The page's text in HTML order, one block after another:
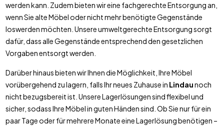
werden kann. Zudem bieten wir eine fachgerechte Entsorgung an,
wenn Sie alte Möbel oder nicht mehr benötigte Gegenstände
loswerden möchten. Unsere umweltgerechte Entsorgung sorgt
dafür, dass alle Gegenstände entsprechend den gesetzlichen
Vorgaben entsorgt werden.
Darüber hinaus bieten wir Ihnen die Möglichkeit, Ihre Möbel
vorübergehend zu lagern, falls Ihr neues Zuhause in Lindaunoch
nicht bezugsbereit ist. Unsere Lagerlösungen sind flexibel und
sicher, sodass Ihre Möbel in guten Händen sind. Ob Sie nur für ein
paar Tage oder für mehrere Monate eine Lagerlösung benötigen –